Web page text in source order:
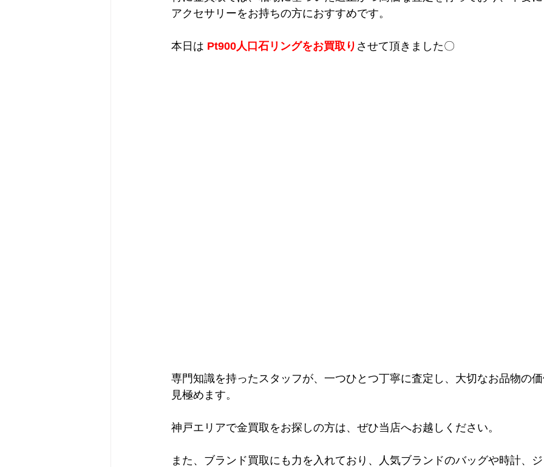
アクセサリーをお持ちの方におすすめです。
本日は Pt900人口石リングをお買取り させて頂きました〇
専門知識を持ったスタッフが、一つひとつ丁寧に査定し、大切なお品物の
見極めます。
神戸エリアで金買取をお探しの方は、ぜひ当店へお越しください。
また、ブランド買取にも力を入れており、人気ブランドのバッグや時計、ジ